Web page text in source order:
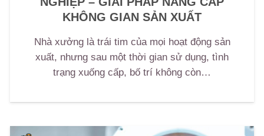
KHÔNG GIAN SẢN XUẤT
Nhà xưởng là trái tim của mọi hoạt động sản
xuất, nhưng sau một thời gian sử dụng, tình
trạng xuống cấp, bố trí không còn…